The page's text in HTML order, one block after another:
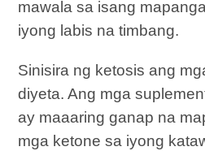
mawala sa isang
iyong labis na timbang.
Sinisira ng ketosis ang
diyeta. Ang mga
ay maaaring ganap na
mga ketone sa iyong